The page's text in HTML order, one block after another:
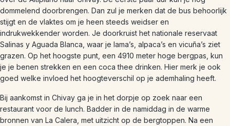
dommelend doorbrengen. Dan zul je merken dat de bus behoorlijk
stijgt en de vlaktes om je heen steeds weidser en
indrukwekkender worden. Je doorkruist het nationale reservaat
Salinas y Aguada Blanca, waar je lama’s, alpaca’s en vicuña’s ziet
grazen. Op het hoogste punt, een 4910 meter hoge bergpas, kun
je je benen strekken en een coca thee drinken. Hier merk je ook
goed welke invloed het hoogteverschil op je ademhaling heeft.
Bij aankomst in Chivay ga je in het dorpje op zoek naar een
restaurant voor de lunch. Badder in de namiddag in de warme
bronnen van La Calera, met uitzicht op de bergtoppen. Na een